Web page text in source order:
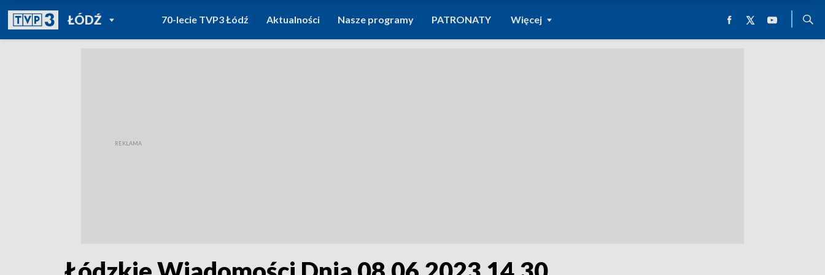
ŁÓDŹPOWRÓT DO
TVP REGIONY
70-lecie TVP3 Łódź Aktualności Nasze programy PATRONATY Więcej